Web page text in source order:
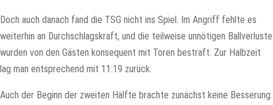
Doch auch danach fand die TSG nicht ins Spiel. Im Angriff fehlte es
weiterhin an Durchschlagskraft, und die teilweise unnötigen Ballverluste
wurden von den Gästen konsequent mit Toren bestraft. Zur Halbzeit
lag man entsprechend mit 11:19 zurück.
Auch der Beginn der zweiten Hälfte brachte zunächst keine Besserung.